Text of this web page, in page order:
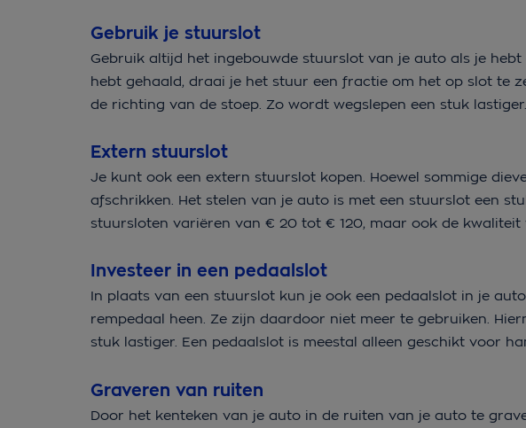
Gebruik je stuurslot
Gebruik altijd het ingebouwde stuurslot van je auto als je
hebt gehaald, draai je het stuur een fractie om het op slot te
de richting van de stoep. Zo wordt wegslepen een stuk lastiger.
Extern stuurslot
Je kunt ook een extern stuurslot kopen. Hoewel sommige
afschrikken. Het stelen van je auto is met een stuurslot een
stuursloten variëren van € 20 tot € 120, maar ook de kwaliteit
Investeer in een pedaalslot
In plaats van een stuurslot kun je ook een pedaalslot in je
rempedaal heen. Ze zijn daardoor niet meer te gebruiken.
stuk lastiger. Een pedaalslot is meestal alleen geschikt voor
Graveren van ruiten
Door het kenteken van je auto in de ruiten van je auto te